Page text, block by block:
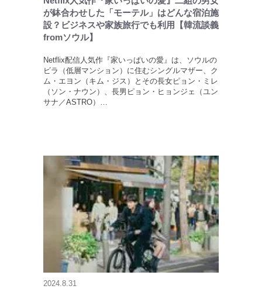
が鉢合わせした「モーテル」はどんな宿泊施
設？ビジネスや家族旅行でも利用【韓流談義
fromソウル】
Netflix配信人気作『家いっぱいの愛』は、ソウルの
ビラ（低層マンション）に住むシングルマザー、ク
ム・エヨン（キム・ジス）とその長女ピョン・ミレ
（ソン・ナウン）、長男ピョン・ヒョンジェ（ユン
サナ／ASTRO）…
2024.8.31